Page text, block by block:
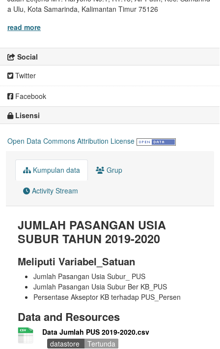
a Ulu, Kota Samarinda, Kalimantan Timur 75126
read more
Social
Twitter
Facebook
Lisensi
Open Data Commons Attribution License
Kumpulan data Grup
Activity Stream
JUMLAH PASANGAN USIA
SUBUR TAHUN 2019-2020
Meliputi Variabel_Satuan
Jumlah Pasangan Usia Subur_ PUS
Jumlah Pasangan Usia Subur Ber KB_PUS
Persentase Akseptor KB terhadap PUS_Persen
Data and Resources
Data Jumlah PUS 2019-2020.csv
datastore
Tertunda